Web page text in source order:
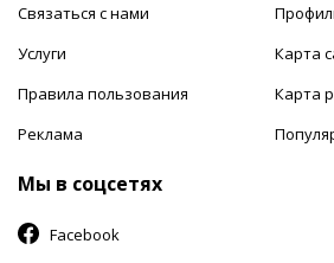
Связаться с нами
Услуги
Правила пользования
Реклама
Карта
Карта
Мы в соцсетях
Facebook